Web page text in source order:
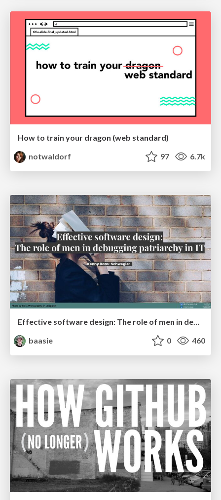
How to train your dragon (web standard)
notwaldorf
97 6.7k
Effective software design: The role of men in debugging patriarchy in IT @ Voxxed Days AMS
baasie
0 460